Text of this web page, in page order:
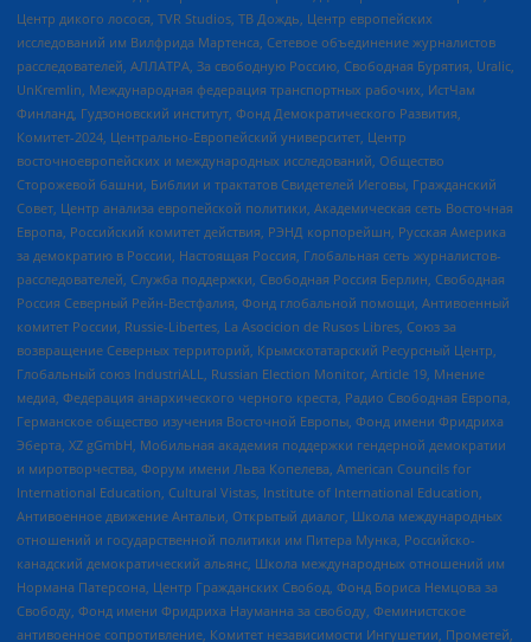
Центр дикого лосося, TVR Studios, ТВ Дождь, Центр европейских
исследований им Вилфрида Мартенса, Сетевое объединение журналистов
расследователей, АЛЛАТРА, За свободную Россию, Свободная Бурятия, Uralic,
UnKremlin, Международная федерация транспортных рабочих, ИстЧам
Финланд, Гудзоновский институт, Фонд Демократического Развития,
Комитет-2024, Центрально-Европейский университет, Центр
восточноевропейских и международных исследований, Общество
Сторожевой башни, Библии и трактатов Свидетелей Иеговы, Гражданский
Совет, Центр анализа европейской политики, Академическая сеть Восточная
Европа, Российский комитет действия, РЭНД корпорейшн, Русская Америка
за демократию в России, Настоящая Россия, Глобальная сеть журналистов-
расследователей, Служба поддержки, Свободная Россия Берлин, Свободная
Россия Северный Рейн-Вестфалия, Фонд глобальной помощи, Антивоенный
комитет России, Russie-Libertes, La Asocicion de Rusos Libres, Союз за
возвращение Северных территорий, Крымскотатарский Ресурсный Центр,
Глобальный союз IndustriALL, Russian Election Monitor, Article 19, Мнение
медиа, Федерация анархического черного креста, Радио Свободная Европа,
Германское общество изучения Восточной Европы, Фонд имени Фридриха
Эберта, XZ gGmbH, Мобильная академия поддержки гендерной демократии
и миротворчества, Форум имени Льва Копелева, American Councils for
International Education, Cultural Vistas, Institute of International Education,
Антивоенное движение Антальи, Открытый диалог, Школа международных
отношений и государственной политики им Питера Мунка, Российско-
канадский демократический альянс, Школа международных отношений им
Нормана Патерсона, Центр Гражданских Свобод, Фонд Бориса Немцова за
Свободу, Фонд имени Фридриха Науманна за свободу, Феминистское
антивоенное сопротивление, Комитет независимости Ингушетии, Прометей,